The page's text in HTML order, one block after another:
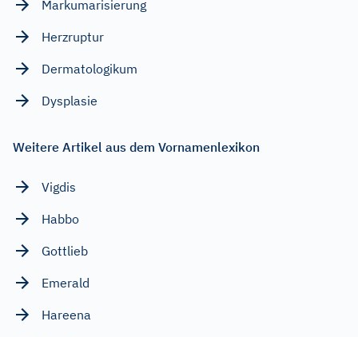
Markumarisierung
Herzruptur
Dermatologikum
Dysplasie
Weitere Artikel aus dem Vornamenlexikon
Vigdis
Habbo
Gottlieb
Emerald
Hareena